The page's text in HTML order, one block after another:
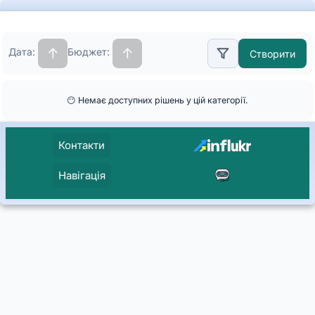
Магазин
готових
бізнесу
Дата: ↑ Бюджет: ↑ Створити
😶 Немає доступних рішень у цій категорії.
Контакти
Навігація